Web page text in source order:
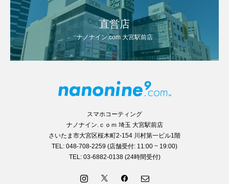
直営店
ナノナイン.com 大宮駅前店
スマホコーティング
ナノナイン.ｃｏｍ 埼玉 大宮駅前店
さいたま市大宮区桜木町2-154 川村第一ビル1階
TEL: 048-708-2259 (店舗受付: 11:00 ~ 19:00)
TEL: 03-6882-0138 (24時間受付)